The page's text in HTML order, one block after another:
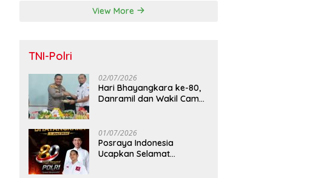
View More
TNI-Polri
02/07/2026
Hari Bhayangkara ke-80,
Danramil dan Wakil Camat
01/07/2026
Posraya Indonesia
Ucapkan Selamat